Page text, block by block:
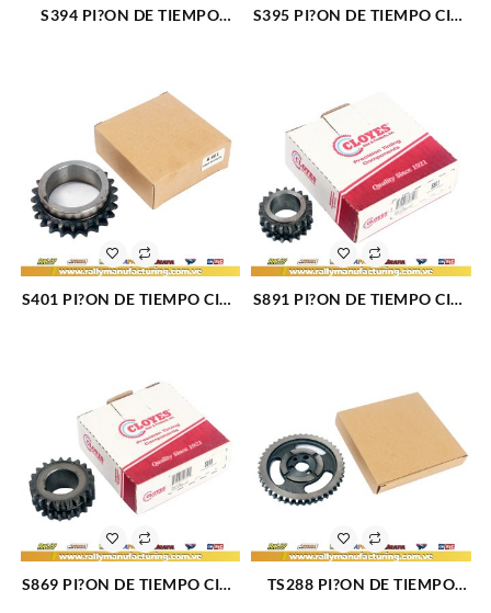
S394 PI?ON DE TIEMPO
S395 PI?ON DE TIEMPO CIG?
S401 PI?ON DE TIEMPO CIG?
S891 PI?ON DE TIEMPO CIG?
17)/RANGER(01-
12)/MAZDA3(04-
15)/MAZDA6(08-13) 1858
S869 PI?ON DE TIEMPO CIG?
TS288 PI?ON DE TIEMPO